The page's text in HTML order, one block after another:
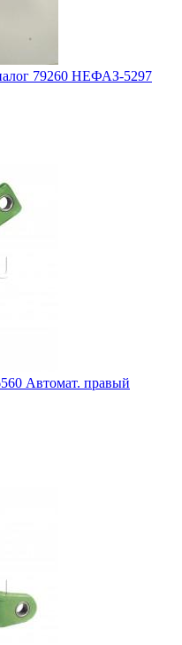
79260 НЕФАЗ-5297
Автомат. правый